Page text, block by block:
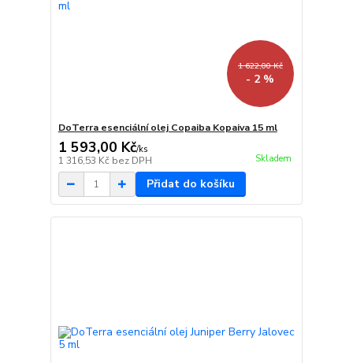
1 622,00 Kč
- 2 %
DoTerra esenciální olej Copaiba Kopaiva 15 ml
1 593,00 Kč/ks
1 316,53 Kč bez DPH Skladem
Přidat do košíku